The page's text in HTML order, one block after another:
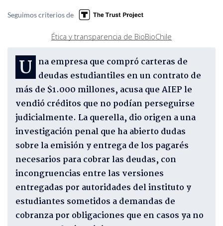
Seguimos criterios de
Ética y transparencia de BioBioChile
Una empresa que compró carteras de deudas estudiantiles en un contrato de
más de $1.000 millones, acusa que AIEP le
vendió créditos que no podían perseguirse
judicialmente. La querella, dio origen a una
investigación penal que ha abierto dudas
sobre la emisión y entrega de los pagarés
necesarios para cobrar las deudas, con
incongruencias entre las versiones
entregadas por autoridades del instituto y
estudiantes sometidos a demandas de
cobranza por obligaciones que en casos ya no